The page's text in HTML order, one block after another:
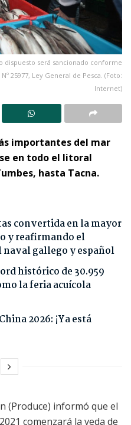
dispuesto será sancionado conforme
25977, Ley General de Pesca. (Foto:
Internet)
importantes del mar
en todo el litoral
hasta Tacna.
convertida en la mayor
y reafirmando el
gallego y español
histórico de 30.959
la feria acuícola
2026: ¡Ya está
(Produce) informó que el
comenzará la veda de